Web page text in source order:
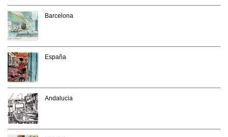
Barcelona
España
Andalucia